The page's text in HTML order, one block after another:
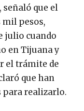
señaló que el
pesos,
julio cuando
en Tijuana y
el trámite de
que han
para realizarlo.